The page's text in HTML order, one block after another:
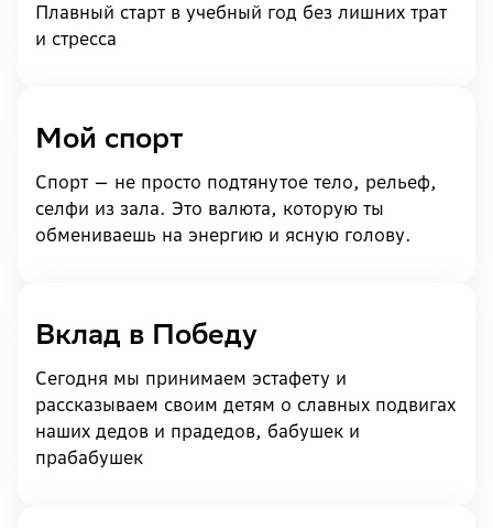
Плавный старт в учебный год без лишних трат
и стресса
Мой спорт
Спорт — не просто подтянутое тело, рельеф,
селфи из зала. Это валюта, которую ты
обмениваешь на энергию и ясную голову.
Вклад в Победу
Сегодня мы принимаем эстафету и
рассказываем своим детям о славных подвигах
наших дедов и прадедов, бабушек и
прабабушек